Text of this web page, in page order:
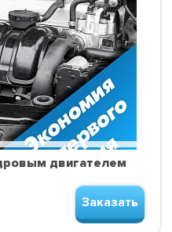
двигателем
Заказать